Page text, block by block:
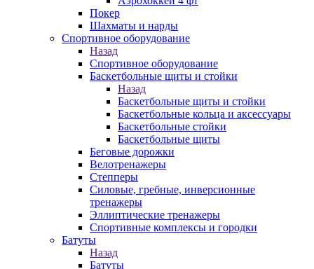
Покер
Шахматы и нарды
Спортивное оборудование
Назад
Спортивное оборудование
Баскетбольные щиты и стойки
Назад
Баскетбольные щиты и стойки
Баскетбольные кольца и аксессуары
Баскетбольные стойки
Баскетбольные щиты
Беговые дорожки
Велотренажеры
Степперы
Силовые, гребные, инверсионные
тренажеры
Эллиптические тренажеры
Спортивные комплексы и городки
Батуты
Назад
Батуты